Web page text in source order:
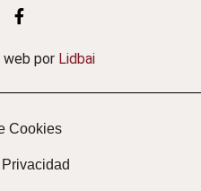
por Lidbai
Cookies